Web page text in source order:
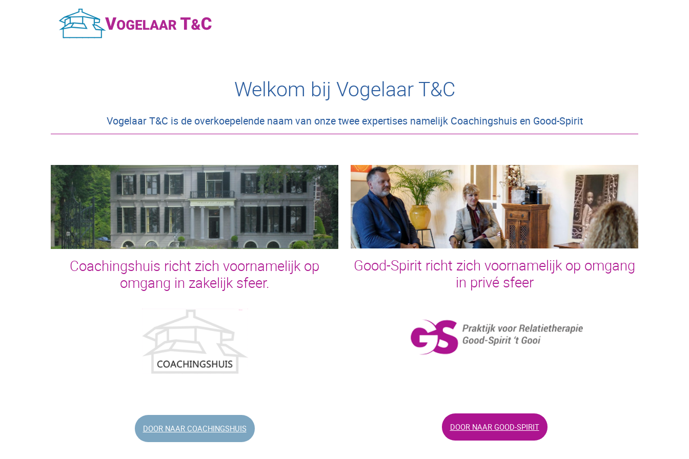
Welkom bij Vogelaar T&C
Vogelaar T&C is de overkoepelende naam van onze twee expertises namelijk Coachingshuis en Good-Spirit
Coachingshuis richt zich voornamelijk op
omgang in zakelijk sfeer.
DOOR NAAR COACHINGSHUIS
Good-Spirit richt zich voornamelijk op omgang
in privé sfeer
DOOR NAAR GOOD-SPIRIT